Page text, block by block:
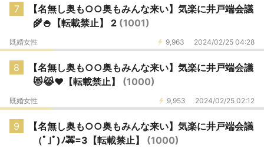
7
【名無し奥も○○奥もみんな来い】気楽に井戸端会議
🌾🍚【転載禁止】 2 (1001)
9,963 2024/02/25 04:28
既婚女性
8
【名無し奥も○○奥もみんな来い】気楽に井戸端会議
😻😹♥【転載禁止】 (1000)
9,953 2024/02/25 02:12
既婚女性
9
【名無し奥も○○奥もみんな来い】気楽に井戸端会議
（ﾟ｣ﾟ)ﾉ🚕=3【転載禁止】 (1000)